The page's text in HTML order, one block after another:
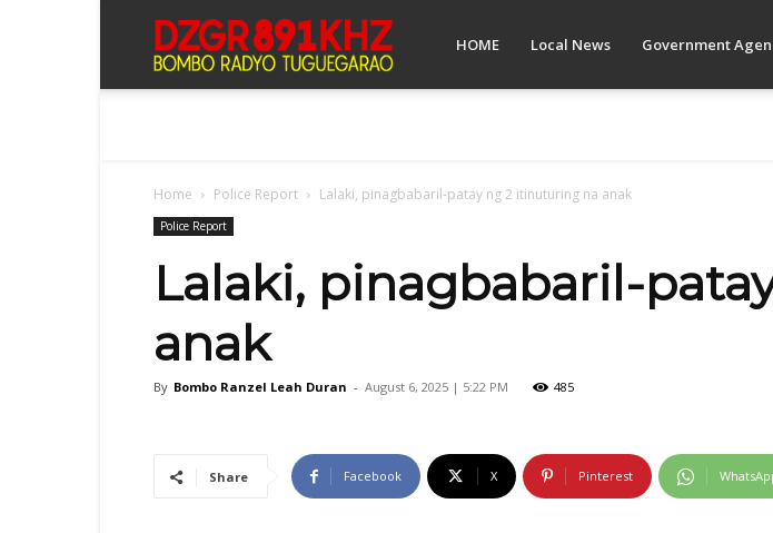
Bombo HOME Local News Government
Home Police Report Lalaki, pinagbabaril-patay ng 2 itinuturing na anak
Police Report
Lalaki, pinagbabaril-
anak
By Bombo Ranzel Leah Duran - August 6, 2025 | 5:22 PM 485
Share Facebook X Pinterest